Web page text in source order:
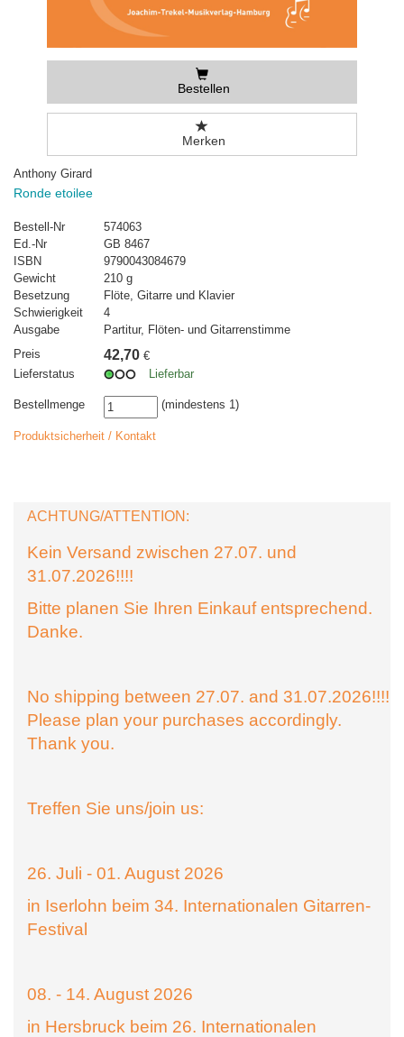
Bestellen
Merken
Anthony Girard
Ronde etoilee
Bestell-Nr
574063
Ed.-Nr
GB 8467
ISBN
9790043084679
Gewicht
210 g
Besetzung
Flöte, Gitarre und Klavier
Schwierigkeit
4
Ausgabe
Partitur, Flöten- und Gitarrenstimme
Preis
42,70 €
Lieferstatus
Lieferbar
Bestellmenge (mindestens 1)
Produktsicherheit / Kontakt
ACHTUNG/ATTENTION:
Kein Versand zwischen 27.07. und
31.07.2026!!!!
Bitte planen Sie Ihren Einkauf entsprechend.
Danke.
No shipping between 27.07. and 31.07.2026!!!!
Please plan your purchases accordingly.
Thank you.
Treffen Sie uns/join us:
26. Juli - 01. August 2026
in Iserlohn beim 34. Internationalen Gitarren-
Festival
08. - 14. August 2026
in Hersbruck beim 26. Internationalen